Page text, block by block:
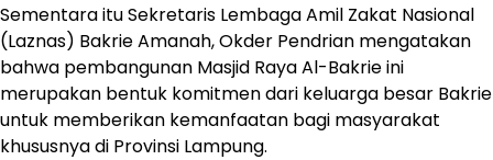
Sementara itu Sekretaris Lembaga Amil Zakat Nasional
(Laznas) Bakrie Amanah, Okder Pendrian mengatakan
bahwa pembangunan Masjid Raya Al-Bakrie ini
merupakan bentuk komitmen dari keluarga besar Bakrie
untuk memberikan kemanfaatan bagi masyarakat
khususnya di Provinsi Lampung.